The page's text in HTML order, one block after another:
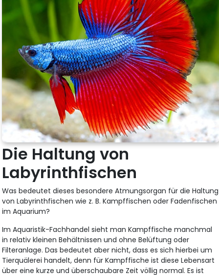
Die Haltung von
Labyrinthfischen
Was bedeutet dieses besondere Atmungsorgan für die Haltung
von Labyrinthfischen wie z. B. Kampffischen oder Fadenfischen
im Aquarium?
Im Aquaristik-Fachhandel sieht man Kampffische manchmal
in relativ kleinen Behältnissen und ohne Belüftung oder
Filteranlage. Das bedeutet aber nicht, dass es sich hierbei um
Tierquälerei handelt, denn für Kampffische ist diese Lebensart
über eine kurze und überschaubare Zeit völlig normal. Es ist